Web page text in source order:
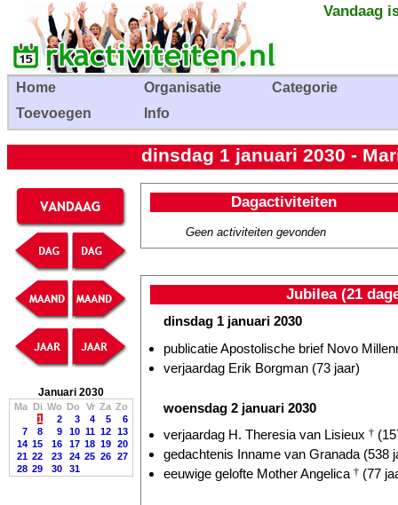
Vandaag
Home Organisatie
Categorie
Toevoegen
Info
dinsdag 1 januari 2030 -
Januari 2030
Ma Di Wo Do Vr Za Zo
1
2 3 4 5
6
7
8 9 10 11 12 13
14 15 16 17 18 19 20
21 22 23 24 25 26 27
28 29 30 31
Dagactiviteiten
Geen activiteiten gevonden
Jubilea (21
dinsdag 1 januari 2030
publicatie Apostolische brief Novo
verjaardag Erik Borgman (73 jaar)
woensdag 2 januari 2030
verjaardag H. Theresia van Lisieux †
gedachtenis Inname van Granada (538
eeuwige gelofte Mother Angelica † (77